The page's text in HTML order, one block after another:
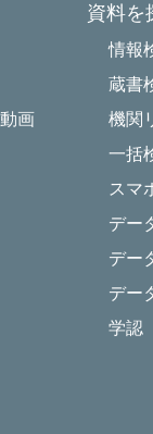
画
資料を
情報
蔵書
機関
一括
スマ
デー
デー
デー
学認
by